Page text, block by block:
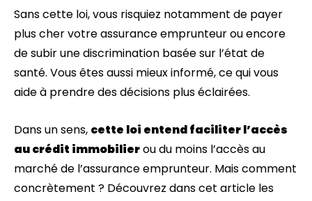
Sans cette loi, vous risquiez notamment de payer
plus cher votre assurance emprunteur ou encore
de subir une discrimination basée sur l’état de
santé. Vous êtes aussi mieux informé, ce qui vous
aide à prendre des décisions plus éclairées.
Dans un sens, cette loi entend faciliter l’accès
au crédit immobilierou du moins l’accès au
marché de l’assurance emprunteur. Mais comment
concrètement ? Découvrez dans cet article les